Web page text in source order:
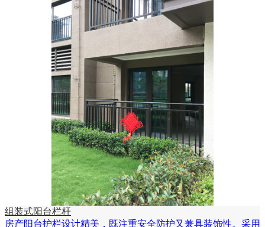
组装式阳台栏杆
房产阳台护栏设计精美，既注重安全防护又兼具装饰性。采用